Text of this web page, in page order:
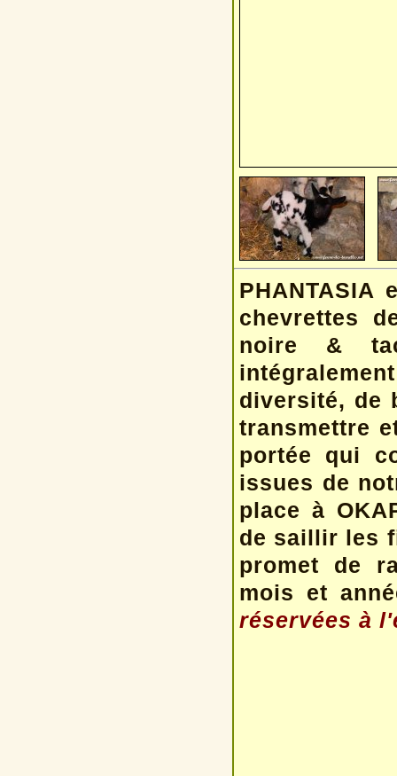
chevrettes
noire &
diversité, de
transmettre
portée qui
issues de
place à
de saillir les
promet de
mois et
réservées à